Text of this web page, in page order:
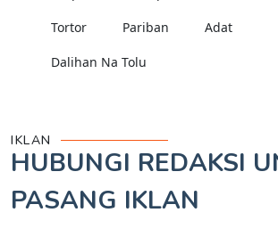
Tortor Pariban Adat
Dalihan Na Tolu
IKLAN
HUBUNGI REDAKSI
PASANG IKLAN